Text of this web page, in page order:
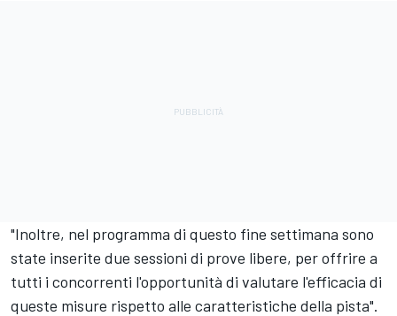
"Inoltre, nel programma di questo fine settimana sono
state inserite due sessioni di prove libere, per offrire a
tutti i concorrenti l'opportunità di valutare l'efficacia di
queste misure rispetto alle caratteristiche della pista".